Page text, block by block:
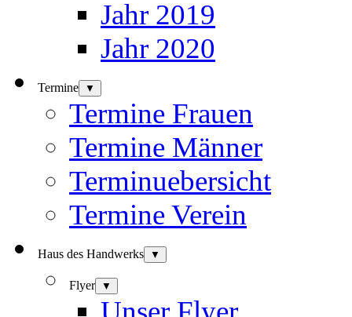
Jahr 2019
Jahr 2020
Termine ▼
Termine Frauen
Termine Männer
Terminuebersicht
Termine Verein
Haus des Handwerks ▼
Flyer ▼